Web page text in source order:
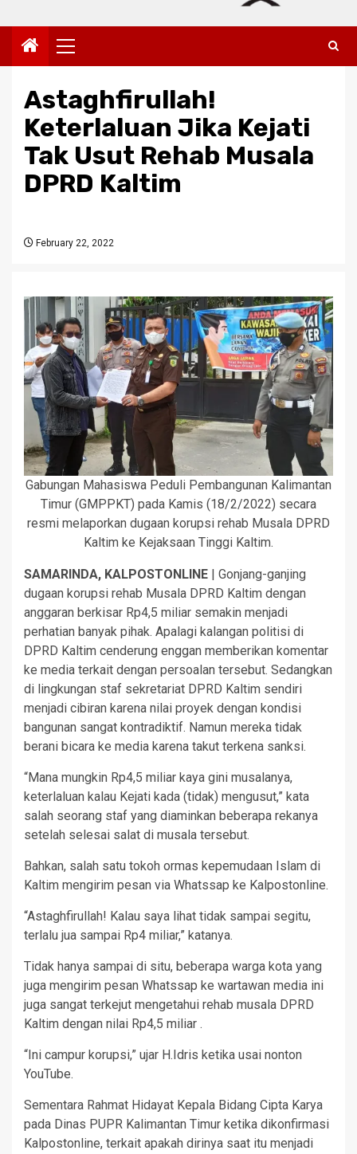
Primary
Menu
Astaghfirullah!
Keterlaluan Jika Kejati
Tak Usut Rehab Musala
DPRD Kaltim
February 22, 2022
Gabungan Mahasiswa Peduli Pembangunan Kalimantan
Timur (GMPPKT) pada Kamis (18/2/2022) secara
resmi melaporkan dugaan korupsi rehab Musala DPRD
Kaltim ke Kejaksaan Tinggi Kaltim.
SAMARINDA, KALPOSTONLINE | Gonjang-ganjing
dugaan korupsi rehab Musala DPRD Kaltim dengan
anggaran berkisar Rp4,5 miliar semakin menjadi
perhatian banyak pihak. Apalagi kalangan politisi di
DPRD Kaltim cenderung enggan memberikan komentar
ke media terkait dengan persoalan tersebut. Sedangkan
di lingkungan staf sekretariat DPRD Kaltim sendiri
menjadi cibiran karena nilai proyek dengan kondisi
bangunan sangat kontradiktif. Namun mereka tidak
berani bicara ke media karena takut terkena sanksi.
“Mana mungkin Rp4,5 miliar kaya gini musalanya,
keterlaluan kalau Kejati kada (tidak) mengusut,” kata
salah seorang staf yang diaminkan beberapa rekanya
setelah selesai salat di musala tersebut.
Bahkan, salah satu tokoh ormas kepemudaan Islam di
Kaltim mengirim pesan via Whatssap ke Kalpostonline.
“Astaghfirullah! Kalau saya lihat tidak sampai segitu,
terlalu jua sampai Rp4 miliar,” katanya.
Tidak hanya sampai di situ, beberapa warga kota yang
juga mengirim pesan Whatssap ke wartawan media ini
juga sangat terkejut mengetahui rehab musala DPRD
Kaltim dengan nilai Rp4,5 miliar .
“Ini campur korupsi,” ujar H.Idris ketika usai nonton
YouTube.
Sementara Rahmat Hidayat Kepala Bidang Cipta Karya
pada Dinas PUPR Kalimantan Timur ketika dikonfirmasi
Kalpostonline, terkait apakah dirinya saat itu menjadi